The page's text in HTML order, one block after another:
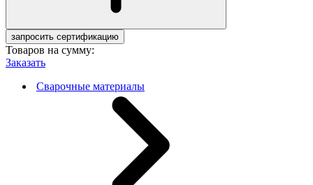
запросить сертификацию
Товаров на сумму:
Заказать
Сварочные материалы